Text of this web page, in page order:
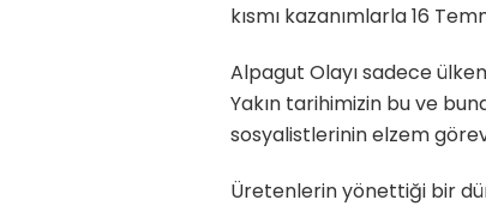
kısmı kazanımlarla 16
Alpagut Olayı sadece
Yakın tarihimizin bu ve
sosyalistlerinin elzem
Üretenlerin yönettiği bir